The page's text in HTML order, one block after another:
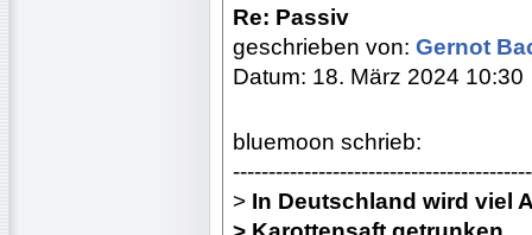
Re: Passiv
geschrieben von: Gernot
Datum: 18. März 2024 10:30
bluemoon schrieb:
> In Deutschland wird viel